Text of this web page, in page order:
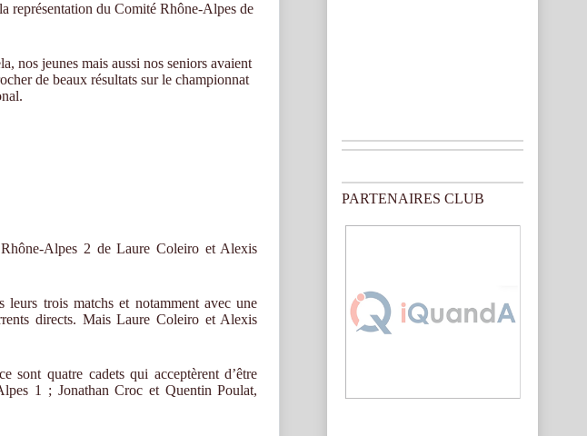
représentation du Comité Rhône-Alpes de
nos jeunes mais aussi nos seniors avaient
de beaux résultats sur le championnat
Alpes 2 de Laure Coleiro et Alexis
trois matchs et notamment avec une
directs. Mais Laure Coleiro et Alexis
quatre cadets qui acceptèrent d’être
1 ; Jonathan Croc et Quentin Poulat,
PARTENAIRES CLUB